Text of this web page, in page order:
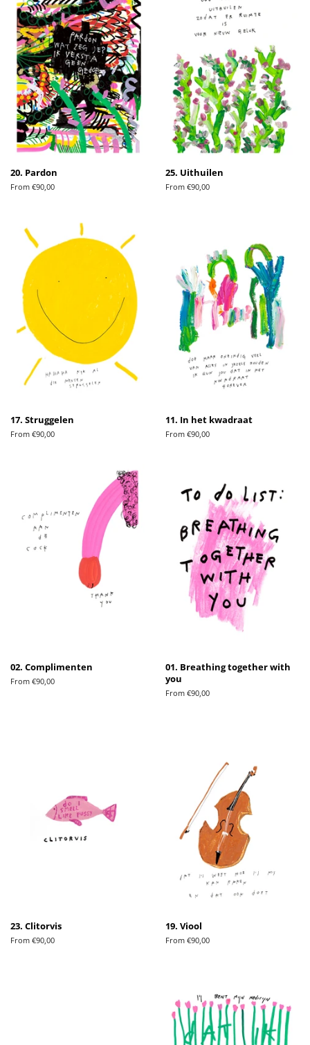
20. Pardon
From €90,00
25. Uithuilen
From €90,00
17. Struggelen
From €90,00
11. In het kwadraat
From €90,00
02. Complimenten
From €90,00
01. Breathing together with
you
From €90,00
23. Clitorvis
From €90,00
19. Viool
From €90,00